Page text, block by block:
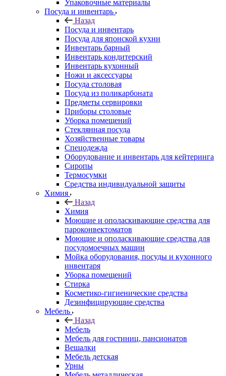
Упаковочные материалы
Посуда и инвентарь
Назад
Посуда и инвентарь
Посуда для японской кухни
Инвентарь барный
Инвентарь кондитерский
Инвентарь кухонный
Ножи и аксессуары
Посуда столовая
Посуда из поликарбоната
Предметы сервировки
Приборы столовые
Уборка помещений
Стеклянная посуда
Хозяйственные товары
Спецодежда
Оборудование и инвентарь для кейтеринга
Сиропы
Термосумки
Средства индивидуальной защиты
Химия
Назад
Химия
Моющие и ополаскивающие средства для
пароконвектоматов
Моющие и ополаскивающие средства для
посудомоечных машин
Мойка оборудования, посуды и кухонного
инвентаря
Уборка помещений
Стирка
Косметико-гигиенические средства
Дезинфицирующие средства
Мебель
Назад
Мебель
Мебель для гостиниц, пансионатов
Вешалки
Мебель детская
Урны